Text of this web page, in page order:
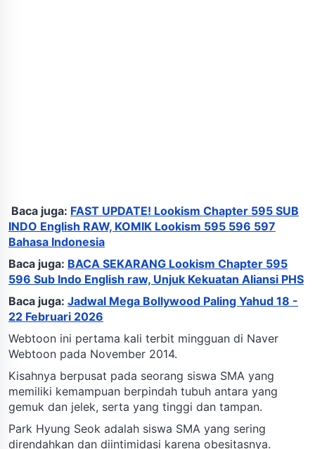
Baca juga: FAST UPDATE! Lookism Chapter 595 SUB
INDO English RAW, KOMIK Lookism 595 596 597
Bahasa Indonesia
Baca juga: BACA SEKARANG Lookism Chapter 595
596 Sub Indo English raw, Unjuk Kekuatan Aliansi PHS
Baca juga: Jadwal Mega Bollywood Paling Yahud 18 -
22 Februari 2026
Webtoon ini pertama kali terbit mingguan di Naver
Webtoon pada November 2014.
Kisahnya berpusat pada seorang siswa SMA yang
memiliki kemampuan berpindah tubuh antara yang
gemuk dan jelek, serta yang tinggi dan tampan.
Park Hyung Seok adalah siswa SMA yang sering
direndahkan dan diintimidasi karena obesitasnya.